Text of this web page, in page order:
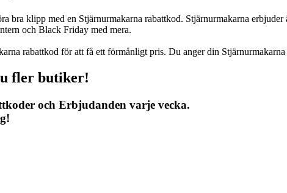
bra klipp med en Stjärnurmakarna rabattkod. Stjärnurmakarna
och Black Friday med mera.
rabattkod för att få ett förmånligt pris. Du anger din
fler butiker!
och Erbjudanden varje vecka.